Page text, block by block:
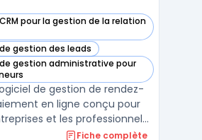
pour la gestion de la relation
cette catégorie
gestion des leads
cette catégorie
gestion administrative pour
cette catégorie
de gestion de rendez-
en ligne conçu pour
et les professionnels
Il offre une gammeFiche complète